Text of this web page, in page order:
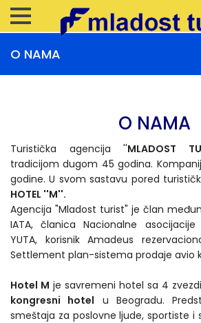
O NAMA
O NAMA
Turistička agencija ''MLADOST
tradicijom dugom 45 godina.
godine. U svom sastavu pored
HOTEL ''M''.
Agencija "Mladost turist" je član
IATA, članica Nacionalne
YUTA, korisnik Amadeus
Settlement plan-sistema prodaje avio
Hotel M je savremeni hotel sa 4
kongresni hotel u Beogradu.
smeštaja za poslovne ljude, sportiste i